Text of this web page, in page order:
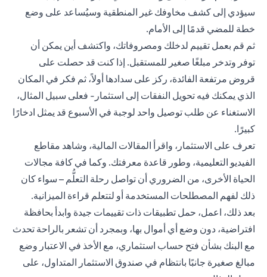
سيؤدي إلى كشف مخاوفك غير المنطقية وسيُساعد على وضع
خطة للمضي قدمًا إلى الأمام.
ثم قم بعمل تقييم لدخلك ومصروفاتك، واكتشف أين يمكن أن
توفر وتدخر مبلغًا صغير للمستقبل. إذا كنت قد حصلت على
قروض مرتفعة الفائدة، ركز على سدادها أولاً، ثم فكر في المكان
الذي يمكنك فيه تحويل النفقات إلى استثمار- فعلى سبيل المثال،
الاستغناء عن طلب توصيل واحد لوجبة في الأسبوع قد يمثل ادخارًا
كبيرًا.
تعرف على الاستثمار، واقرأ المقالات المالية، وشاهد مقاطع
الفيديو التعليمية، وطور قاعدة معرفتك. وكما في كافة مجالات
الحياة الأخرى، من الضروري أن تواصل رحلة التعلُّم – سواء كان
ذلك لفهم المصطلحات المستخدمة أو لتتعلم قراءة الميزانية.
بعد ذلك، اعمل، حمل تطبيقات ذات تقييمات جيدة وابدأ بحافظة
افتراضية، دون وضع أي أموال بها، وبمجرد أن تشعر بالراحة تحدث
مع البنك بشأن فتح حساب استثماري، مع الأخذ في الاعتبار وضع
مبالغ صغيرة جانبًا بانتظام في صندوق الاستثمار المتداول، على